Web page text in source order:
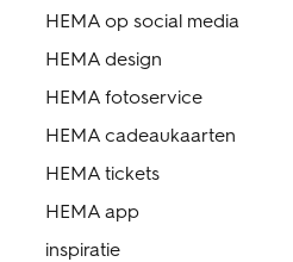
HEMA op social media
HEMA design
HEMA fotoservice
HEMA cadeaukaarten
HEMA tickets
HEMA app
inspiratie